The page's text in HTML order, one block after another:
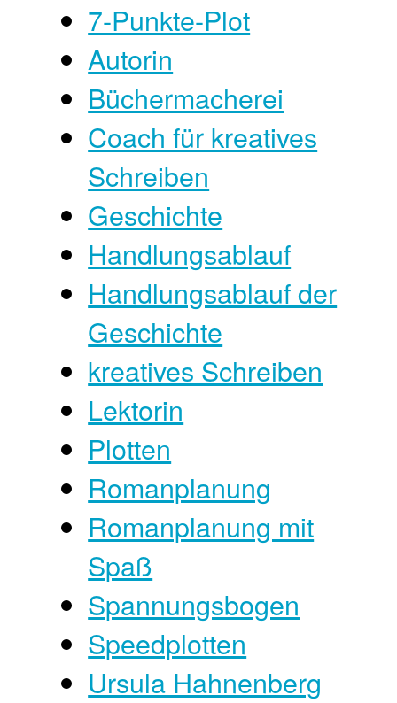
7-Punkte-Plot
Autorin
Büchermacherei
Coach für kreatives
Schreiben
Geschichte
Handlungsablauf
Handlungsablauf der
Geschichte
kreatives Schreiben
Lektorin
Plotten
Romanplanung
Romanplanung mit
Spaß
Spannungsbogen
Speedplotten
Ursula Hahnenberg